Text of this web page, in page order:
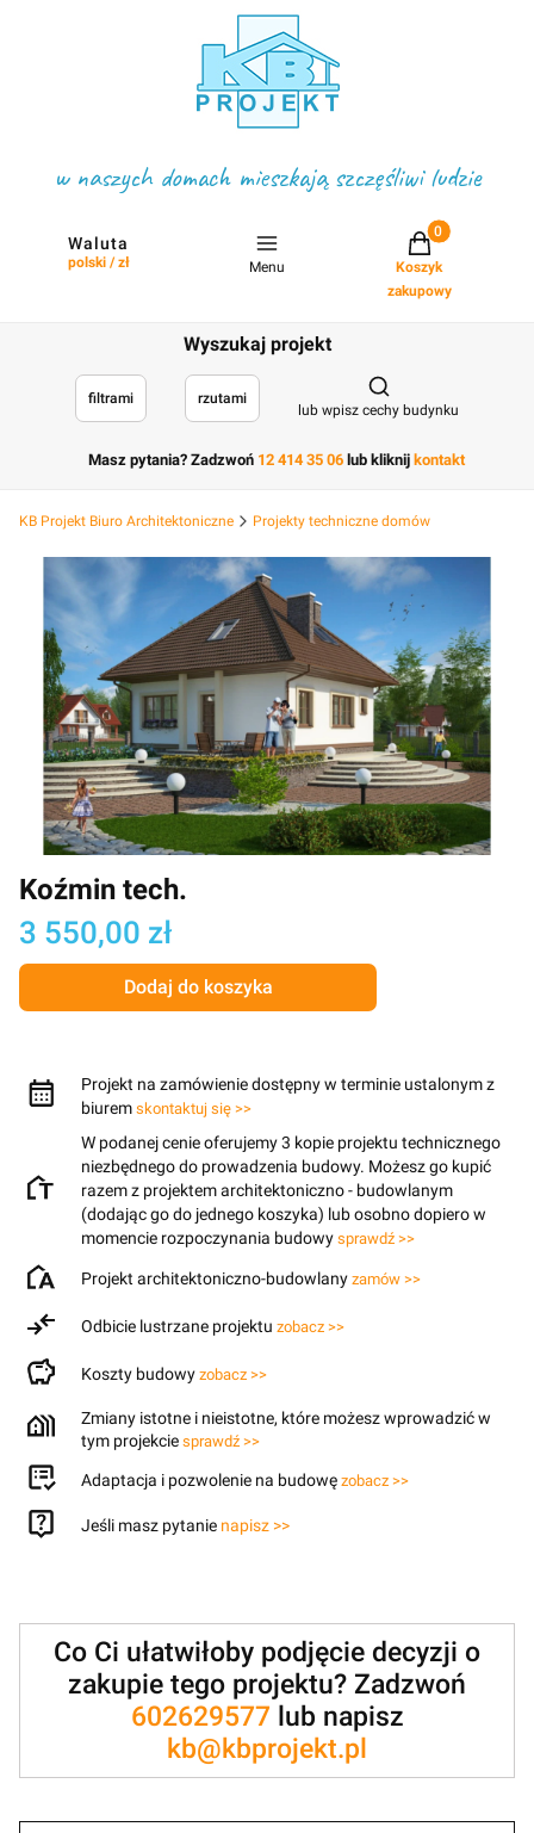
w naszych domach mieszkają szczęśliwi ludzie
Waluta
polski / zł Menu
Projekty w
Koszyk
zakupowy
Wyszukaj projekt
filtrami rzutami
Otwórz
lub wpisz cechy budynku
Masz pytania? Zadzwoń 12 414 35 06 lub kliknij kontakt
KB Projekt Biuro Architektoniczne Projekty techniczne domów
Koźmin tech.
Cena
3 550,00 zł
Dodaj do koszyka
Projekt na zamówienie dostępny w terminie ustalonym z
biurem skontaktuj się >>
W podanej cenie oferujemy 3 kopie projektu technicznego
niezbędnego do prowadzenia budowy. Możesz go kupić
razem z projektem architektoniczno - budowlanym
(dodając go do jednego koszyka) lub osobno dopiero w
momencie rozpoczynania budowy sprawdź >>
Projekt architektoniczno-budowlany zamów >>
Odbicie lustrzane projektu zobacz >>
Koszty budowy zobacz >>
Zmiany istotne i nieistotne, które możesz wprowadzić w
tym projekcie sprawdź >>
Adaptacja i pozwolenie na budowę zobacz >>
Jeśli masz pytanie napisz >>
Co Ci ułatwiłoby podjęcie decyzji o
zakupie tego projektu? Zadzwoń
602629577lub napisz
kb@kbprojekt.pl